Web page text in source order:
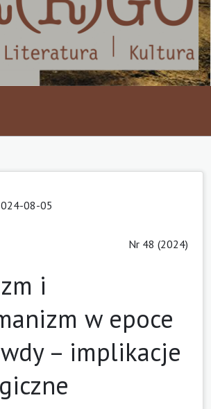
08-05
Nr 48 (2024)
i
w epoce
– implikacje